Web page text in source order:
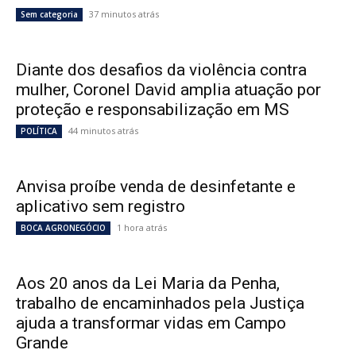
Sem categoria 37 minutos atrás
Diante dos desafios da violência contra
mulher, Coronel David amplia atuação por
proteção e responsabilização em MS
POLÍTICA 44 minutos atrás
Anvisa proíbe venda de desinfetante e
aplicativo sem registro
BOCA AGRONEGÓCIO 1 hora atrás
Aos 20 anos da Lei Maria da Penha,
trabalho de encaminhados pela Justiça
ajuda a transformar vidas em Campo
Grande